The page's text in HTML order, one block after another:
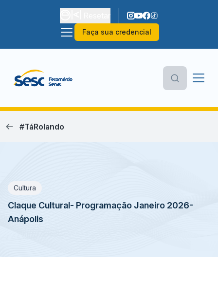
Faça sua credencial
#TáRolando
Cultura
Claque Cultural- Programação Janeiro 2026-
Anápolis